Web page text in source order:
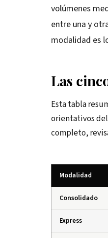
volúmenes
entre una y
modalidad es
Las
Esta tabla
orientativos del
completo,
Modalidad
Consolidado
Express